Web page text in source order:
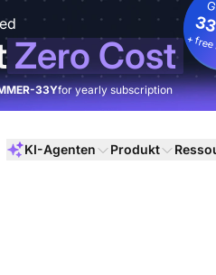
Zero Cost +
33Yfor yearly subscription
KI-Agenten Produkt